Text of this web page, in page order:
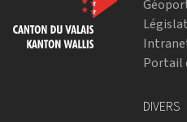
Portail
DIVERS